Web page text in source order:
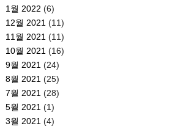
1월 2022 (6)
12월 2021 (11)
11월 2021 (11)
10월 2021 (16)
9월 2021 (24)
8월 2021 (25)
7월 2021 (28)
5월 2021 (1)
3월 2021 (4)